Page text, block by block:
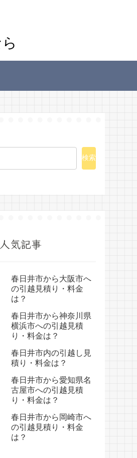
検索
人気記事
春日井市から大阪市へ
の引越見積り・料金
は？
春日井市から神奈川県
横浜市への引越見積
り・料金は？
春日井市内の引越し見
積り・料金は？
春日井市から愛知県名
古屋市への引越見積
り・料金は？
春日井市から岡崎市へ
の引越見積り・料金
は？